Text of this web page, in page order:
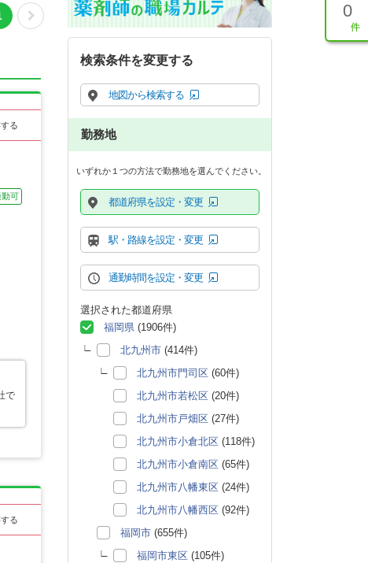
0
る
勤可
で
る
検索条件を変更する
地図から検索する
勤務地
いずれか１つの方法で勤務地を選んでください。
都道府県を設定・変更
駅・路線を設定・変更
通勤時間を設定・変更
選択された都道府県
福岡県 (1906件)
北九州市 (414件)
北九州市門司区 (60件)
北九州市若松区 (20件)
北九州市戸畑区 (27件)
北九州市小倉北区 (118件)
北九州市小倉南区 (65件)
北九州市八幡東区 (24件)
北九州市八幡西区 (92件)
福岡市 (655件)
福岡市東区 (105件)